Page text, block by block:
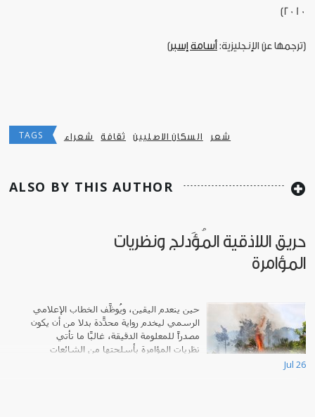
2010]
[ترجمها عن الإنجليزية:أسامة إسبر]
TAGS شعراء ثقافة السكان الاصليين شعر
ALSO BY THIS AUTHOR
حريق اللاذقية المُؤَدلج ونظريات
المؤامرة
حين ينعدم اليقين، ويُوظَّف الخطاب الإعلامي
الرسمي ليخدم رواية محدّدة بدلاً من أن يكون
مصدراً للمعلومة الدقيقة، غالبًا ما تأتي
نظريات المؤامرة بأسلحتها من الشائعات
Jul 26